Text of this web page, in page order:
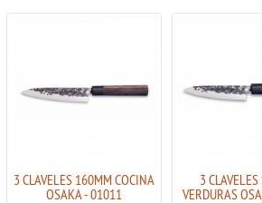
3 CLAVELES 160MM COCINA
OSAKA - 01011
3
VERDURAS